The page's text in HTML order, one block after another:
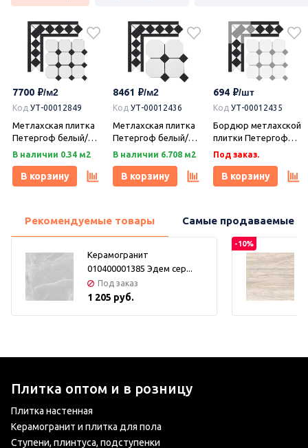
7700
Код УТ-00012849
Метлахская плитка
Петергоф белый/
черный (001/013)
(Керамарк)
В наличии 0.34 м2
В корзину
8461
Код УТ-00012436
Метлахская плитка
Петергоф белый/
черный (001/013)
(Керамарк)
В наличии 6.708 м2
В корзину
694
Код УТ-00012435
Бордюр метлахской
плитки Петергоф
белый/черный
(001/013) 30,9х15,8,
Keramark (Керамарк)
Под заказ.
В корзину
Рекомендуемые товары Самые продаваемые
Керамогранит
010400001385 Эдем сер...
Под заказ
1 205 руб.
-10%
Плитка оптом и в розницу
Плитка настенная
Керамогранит и плитка для пола
Ступени, плинтуса, подступенки